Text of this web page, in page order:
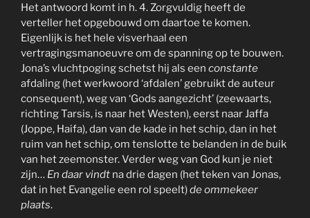
Het antwoord komt in h. 4. Zorgvuldig heeft de
verteller het opgebouwd om daartoe te komen.
Eigenlijk is het hele visverhaal een
vertragingsmanoeuvre om de spanning op te bouwen.
Jona’s vluchtpoging schetst hij als een constante
afdaling (het werkwoord ‘afdalen’ gebruikt de auteur
consequent), weg van ‘Gods aangezicht’ (zeewaarts,
richting Tarsis, is naar het Westen), eerst naar Jaffa
(Joppe, Haifa), dan van de kade in het schip, dan in het
ruim van het schip, om tenslotte te belanden in de buik
van het zeemonster. Verder weg van God kun je niet
zijn… En daar vindt na drie dagen (het teken van Jonas,
dat in het Evangelie een rol speelt)de ommekeer
plaats.